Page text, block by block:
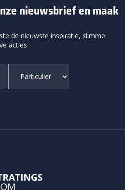
nieuwsbrief en maak
de nieuwste inspiratie, slimme
acties